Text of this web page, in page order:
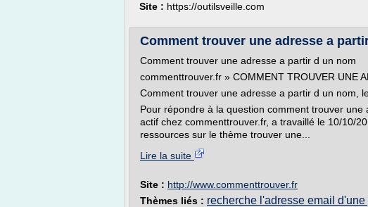
Site : https://outilsveille.com
Comment trouver une adresse a
Comment trouver une adresse a partir d un nom
commenttrouver.fr » COMMENT TROUVER UNE
Comment trouver une adresse a partir d un nom,
Pour répondre à la question comment trouver
actif chez commenttrouver.fr, a travaillé le 10/10/
ressources sur le thème trouver une...
Lire la suite
Site : http://www.commenttrouver.fr
Thèmes liés : recherche l'adresse email